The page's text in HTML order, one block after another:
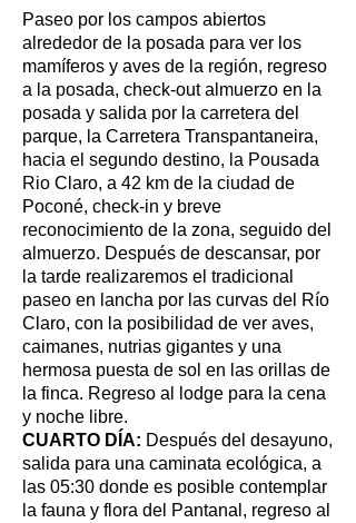
Paseo por los campos abiertos
alrededor de la posada para ver los
mamíferos y aves de la región, regreso
a la posada, check-out almuerzo en la
posada y salida por la carretera del
parque, la Carretera Transpantaneira,
hacia el segundo destino, la Pousada
Rio Claro, a 42 km de la ciudad de
Poconé, check-in y breve
reconocimiento de la zona, seguido del
almuerzo. Después de descansar, por
la tarde realizaremos el tradicional
paseo en lancha por las curvas del Río
Claro, con la posibilidad de ver aves,
caimanes, nutrias gigantes y una
hermosa puesta de sol en las orillas de
la finca. Regreso al lodge para la cena
y noche libre.
CUARTO DÍA: Después del desayuno,
salida para una caminata ecológica, a
las 05:30 donde es posible contemplar
la fauna y flora del Pantanal, regreso al